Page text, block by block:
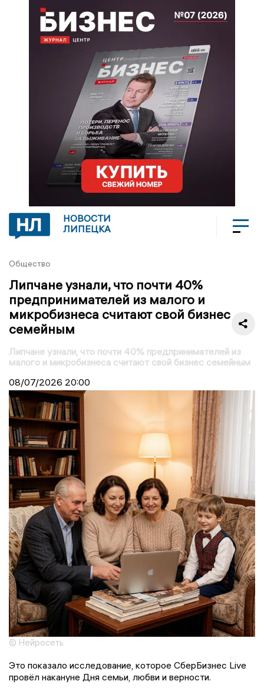
НОВОСТИ
ЛИПЕЦКА
Общество
Липчане узнали, что почти 40%
предпринимателей из малого и
микробизнеса считают свой бизнес
семейным
Липчане узнали, что почти 40% предпринимателей из
малого и микробизнеса считают свой бизнес семейным
08/07/2026 20:00
© Нейросеть
Это показало исследование, которое СберБизнес Live
провёл накануне Дня семьи, любви и верности.